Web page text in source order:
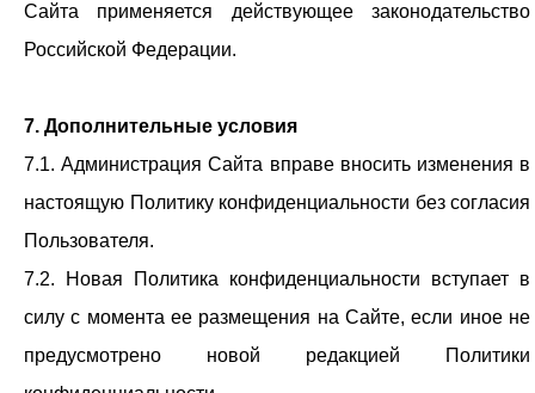
Сайта применяется действующее законодательство
Российской Федерации.
7. Дополнительные условия
7.1. Администрация Сайта вправе вносить изменения в
настоящую Политику конфиденциальности без согласия
Пользователя.
7.2. Новая Политика конфиденциальности вступает в
силу с момента ее размещения на Сайте, если иное не
предусмотрено новой редакцией Политики